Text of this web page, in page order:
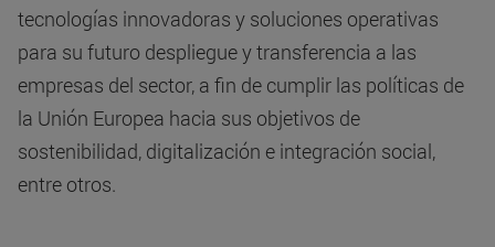
tecnologías innovadoras y soluciones operativas
para su futuro despliegue y transferencia a las
empresas del sector, a fin de cumplir las políticas de
la Unión Europea hacia sus objetivos de
sostenibilidad, digitalización e integración social,
entre otros.